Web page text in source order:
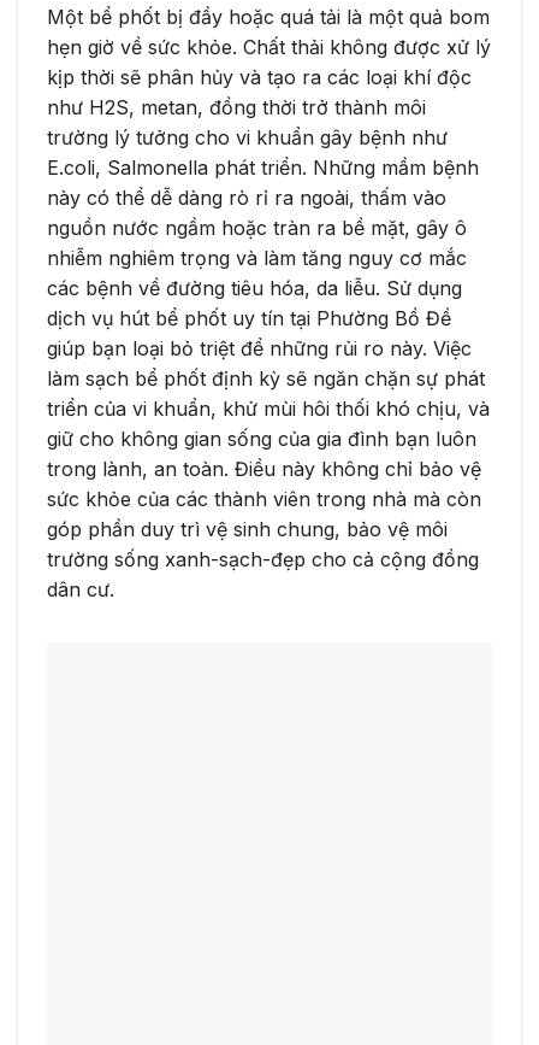
Một bể phốt bị đầy hoặc quá tải là một quả bom
hẹn giờ về sức khỏe. Chất thải không được xử lý
kịp thời sẽ phân hủy và tạo ra các loại khí độc
như H2S, metan, đồng thời trở thành môi
trường lý tưởng cho vi khuẩn gây bệnh như
E.coli, Salmonella phát triển. Những mầm bệnh
này có thể dễ dàng rò rỉ ra ngoài, thấm vào
nguồn nước ngầm hoặc tràn ra bề mặt, gây ô
nhiễm nghiêm trọng và làm tăng nguy cơ mắc
các bệnh về đường tiêu hóa, da liễu. Sử dụng
dịch vụ hút bể phốt uy tín tại Phường Bồ Đề
giúp bạn loại bỏ triệt để những rủi ro này. Việc
làm sạch bể phốt định kỳ sẽ ngăn chặn sự phát
triển của vi khuẩn, khử mùi hôi thối khó chịu, và
giữ cho không gian sống của gia đình bạn luôn
trong lành, an toàn. Điều này không chỉ bảo vệ
sức khỏe của các thành viên trong nhà mà còn
góp phần duy trì vệ sinh chung, bảo vệ môi
trường sống xanh-sạch-đẹp cho cả cộng đồng
dân cư.